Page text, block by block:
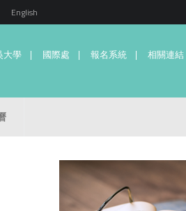
English
大學 國際處 報名系統 相關連結